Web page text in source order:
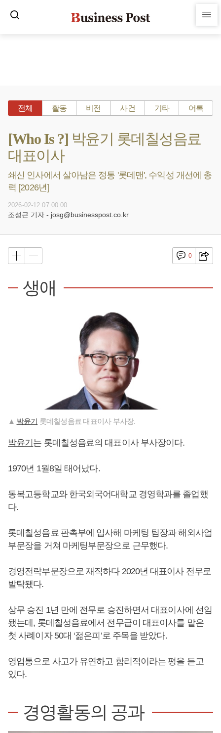
전체 활동 비전 사건 기타 어록
[Who Is ?] 박윤기 롯데칠성음료
대표이사
쇄신 인사에서 살아남은 정통 '롯데맨', 수익성 개선에 총
력 [2026년]
2026-02-12 07:00:00
조성근 기자 - josg@businesspost.co.kr
0
생애
▲ 박윤기 롯데칠성음료 대표이사 부사장.
박윤기 는 롯데칠성음료의 대표이사 부사장이다.
1970년 1월8일 태어났다.
동복고등학교와 한국외국어대학교 경영학과를 졸업했
다.
롯데칠성음료 판촉부에 입사해 마케팅 팀장과 해외사업
부문장을 거쳐 마케팅부문장으로 근무했다.
경영전략부문장으로 재직하다 2020년 대표이사 전무로
발탁됐다.
상무 승진 1년 만에 전무로 승진하면서 대표이사에 선임
됐는데, 롯데칠성음료에서 전무급이 대표이사를 맡은
첫 사례이자 50대 ‘젊은피’로 주목을 받았다.
영업통으로 사고가 유연하고 합리적이라는 평을 듣고
있다.
경영활동의 공과